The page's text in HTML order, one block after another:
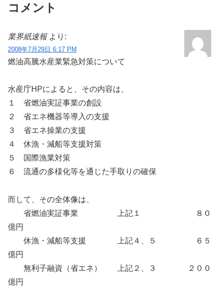
コメント
業界紙速報 より:
2008年7月29日 6:17 PM
燃油高騰水産業緊急対策について
水産庁HPによると、その内容は、
１ 省燃油実証事業の創設
２ 省エネ機器等導入の支援
３ 省エネ操業の支援
４ 休漁・減船等支援対策
５ 国際漁業対策
６ 流通の多様化等を通じた手取りの確保
而して、その全体像は、
省燃油実証事業 上記１ ８０
億円
休漁・減船等支援 上記４、５ ６５
億円
無利子融資（省エネ） 上記２、３ ２００
億円